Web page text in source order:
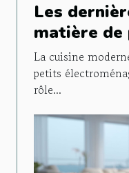
Les
matière
La cuisine
petits
rôle...